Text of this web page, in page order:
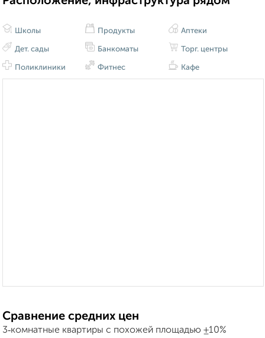
Школы
Дет. сады
Поликлиники
Продукты
Банкоматы
Фитнес
Аптеки
Торг. центры
Кафе
Сравнение средних цен
3‑комнатные квартиры с похожей площадью ±10%